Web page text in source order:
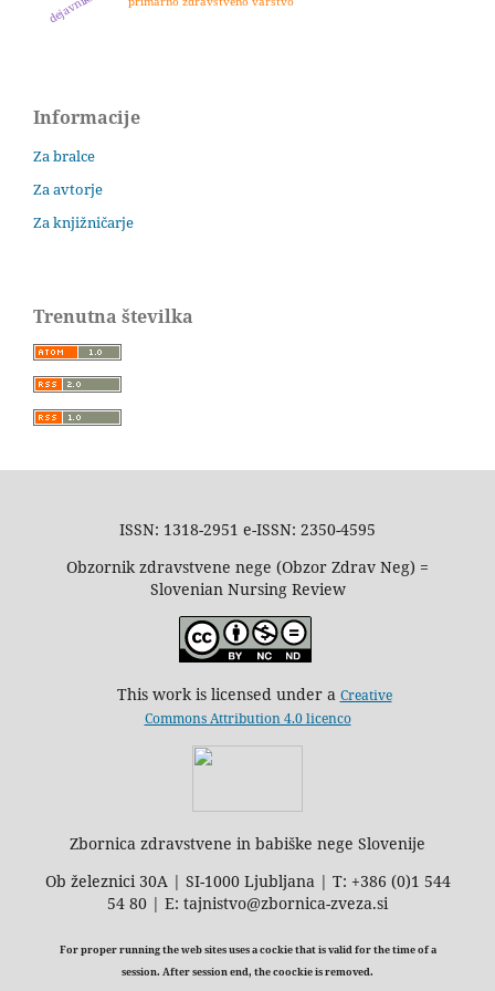
Informacije
Za bralce
Za avtorje
Za knjižničarje
Trenutna številka
ISSN: 1318-2951 e-ISSN: 2350-4595
Obzornik zdravstvene nege (Obzor Zdrav Neg) =
Slovenian Nursing Review
This work is licensed under a Creative
Commons Attribution 4.0 licenco
Zbornica zdravstvene in babiške nege Slovenije
Ob železnici 30A | SI-1000 Ljubljana | T: +386 (0)1 544
54 80 | E: tajnistvo@zbornica-zveza.si
For proper running the web sites uses a cockie that is valid for the time of a
session. After session end, the coockie is removed.